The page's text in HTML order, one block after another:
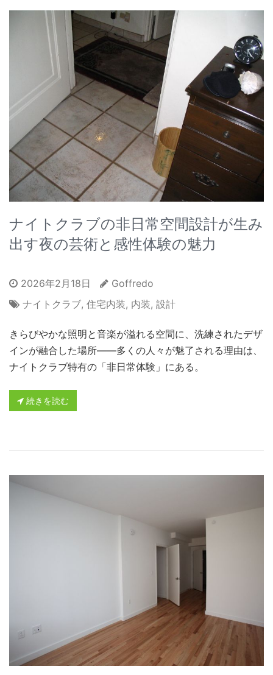
ナイトクラブの非日常空間設計が生み
出す夜の芸術と感性体験の魅力
2026年2月18日
Goffredo
ナイトクラブ, 住宅内装, 内装, 設計
きらびやかな照明と音楽が溢れる空間に、洗練されたデザ
インが融合した場所――多くの人々が魅了される理由は、
ナイトクラブ特有の「非日常体験」にある。
続きを読む